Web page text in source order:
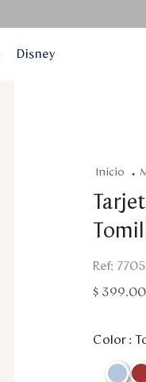
Disney
:
$ 399.
Color :